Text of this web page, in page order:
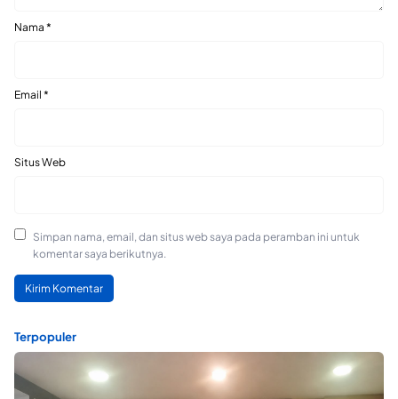
Nama *
Email *
Situs Web
Simpan nama, email, dan situs web saya pada peramban ini untuk
komentar saya berikutnya.
Terpopuler